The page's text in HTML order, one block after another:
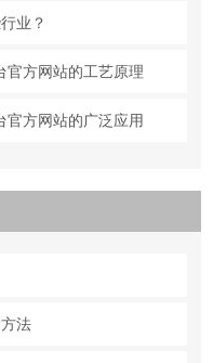
业？
官方网站的工艺原理
官方网站的广泛应用
法